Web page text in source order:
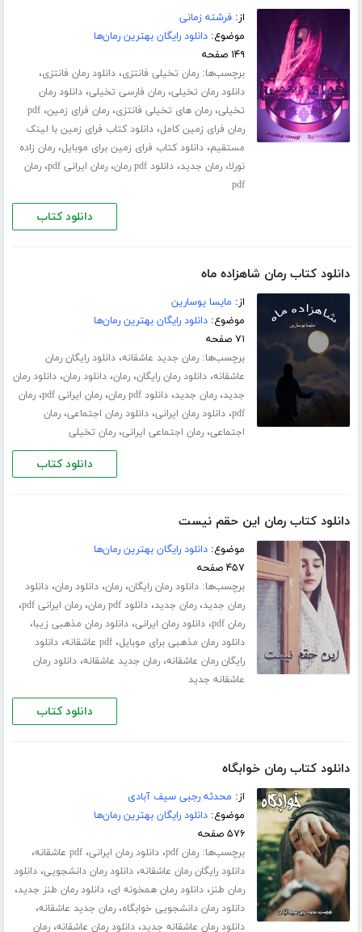
از:فرشته زمانی
موضوع:دانلود رایگان بهترین رمان‌ها
۱۴۹ صفحه
برچسب‌ها:رمان تخیلی فانتزی،دانلود رمان فانتزی،
دانلود رمان تخیلی،رمان فارسی تخیلی،دانلود رمان
تخیلی،رمان های تخیلی فانتزی،رمان فرای زمین،pdf
رمان فرای زمین کامل،دانلود کتاب فرای زمین با لینک
مستقیم،دانلود کتاب فرای زمین برای موبایل،رمان زاده
نورلا،رمان جدید،دانلود pdf رمان ،رمان ایرانی pdf ،رمان
pdf
دانلود کتاب
دانلود کتاب رمان شاهزاده ماه
از: مایسا یوسارین
موضوع:دانلود رایگان بهترین رمان‌ها
۷۱ صفحه
برچسب‌ها:رمان جدید عاشقانه،دانلود رایگان رمان
عاشقانه،دانلود رمان رایگان،رمان،دانلود رمان،دانلود رمان
جدید،رمان جدید،دانلود pdf رمان ،رمان ایرانی pdf ،رمان
pdf،دانلود رمان ایرانی،دانلود رمان اجتماعی،رمان
اجتماعی،رمان اجتماعی ایرانی،رمان تخیلی
دانلود کتاب
دانلود کتاب رمان این حقم نیست
موضوع:دانلود رایگان بهترین رمان‌ها
۴۵۷ صفحه
برچسب‌ها:دانلود رمان رایگان،رمان،دانلود رمان،دانلود
رمان جدید،رمان جدید،دانلود pdf رمان ،رمان ایرانی pdf ،
رمان pdf ،دانلود رمان ایرانی،دانلود رمان مذهبی زیبا،
دانلود رمان مذهبی برای موبایل،pdf عاشقانه ،دانلود
رایگان رمان عاشقانه،رمان جدید عاشقانه،دانلود رمان
عاشقانه جدید
دانلود کتاب
دانلود کتاب رمان خوابگاه
از: محدثه رجبی سیف آبادی
موضوع:دانلود رایگان بهترین رمان‌ها
۵۷۶ صفحه
برچسب‌ها:رمان pdf ،دانلود رمان ایرانی،pdf عاشقانه ،
دانلود رایگان رمان عاشقانه،دانلود رمان دانشجویی،دانلود
رمان طنز،دانلود رمان همخونه ای،دانلود رمان طنز جدید،
دانلود رمان دانشجویی خوابگاه،رمان جدید عاشقانه،
دانلود رمان عاشقانه جدید،دانلود رمان عاشقانه،رمان